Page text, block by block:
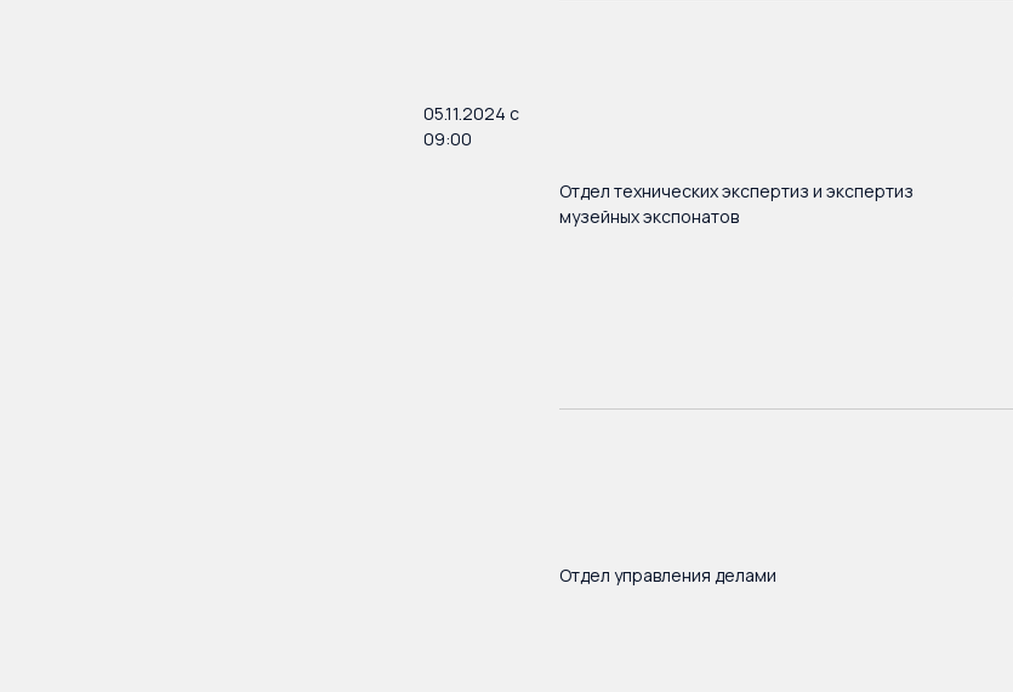
05.11.2024 с
09:00
Отдел технических экспертиз и экспертиз
музейных экспонатов
Отдел управления делами